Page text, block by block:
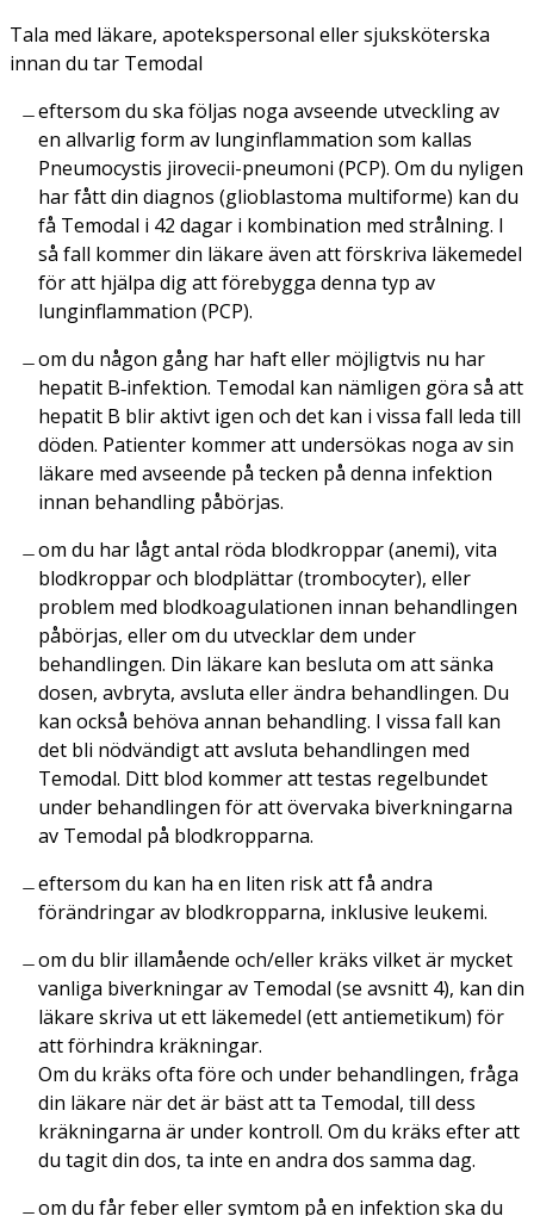
Tala med läkare, apotekspersonal eller sjuksköterska
innan du tar Temodal
eftersom du ska följas noga avseende utveckling av
en allvarlig form av lunginflammation som kallas
Pneumocystis jirovecii-pneumoni (PCP). Om du nyligen
har fått din diagnos (glioblastoma multiforme) kan du
få Temodal i 42 dagar i kombination med strålning. I
så fall kommer din läkare även att förskriva läkemedel
för att hjälpa dig att förebygga denna typ av
lunginflammation (PCP).
om du någon gång har haft eller möjligtvis nu har
hepatit B‑infektion. Temodal kan nämligen göra så att
hepatit B blir aktivt igen och det kan i vissa fall leda till
döden. Patienter kommer att undersökas noga av sin
läkare med avseende på tecken på denna infektion
innan behandling påbörjas.
om du har lågt antal röda blodkroppar (anemi), vita
blodkroppar och blodplättar (trombocyter), eller
problem med blodkoagulationen innan behandlingen
påbörjas, eller om du utvecklar dem under
behandlingen. Din läkare kan besluta om att sänka
dosen, avbryta, avsluta eller ändra behandlingen. Du
kan också behöva annan behandling. I vissa fall kan
det bli nödvändigt att avsluta behandlingen med
Temodal. Ditt blod kommer att testas regelbundet
under behandlingen för att övervaka biverkningarna
av Temodal på blodkropparna.
eftersom du kan ha en liten risk att få andra
förändringar av blodkropparna, inklusive leukemi.
om du blir illamående och/eller kräks vilket är mycket
vanliga biverkningar av Temodal (se avsnitt 4), kan din
läkare skriva ut ett läkemedel (ett antiemetikum) för
att förhindra kräkningar.
Om du kräks ofta före och under behandlingen, fråga
din läkare när det är bäst att ta Temodal, till dess
kräkningarna är under kontroll. Om du kräks efter att
du tagit din dos, ta inte en andra dos samma dag.
om du får feber eller symtom på en infektion ska du